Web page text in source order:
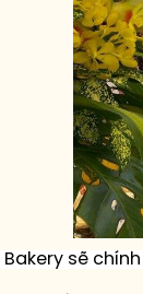
Bakery sẽ